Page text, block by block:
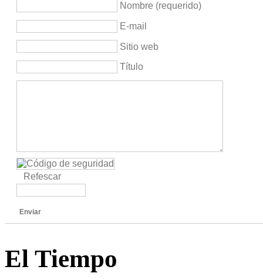
Nombre (requerido)
E-mail
Sitio web
Título
Refescar
Enviar
El Tiempo